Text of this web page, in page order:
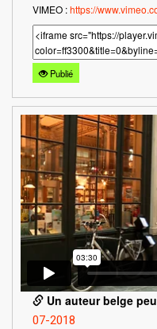
VIMEO :https://
Publié
Un auteur belge
07-2018